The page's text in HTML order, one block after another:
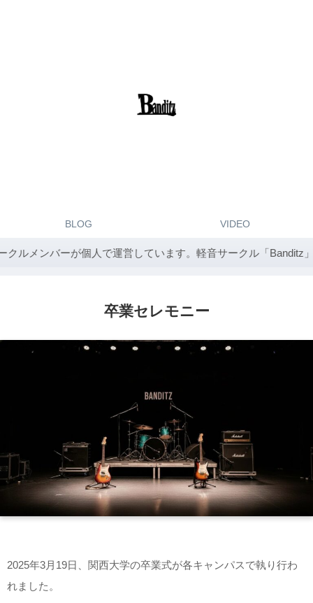
BLOG VIDEO
ーが個人で運営しています。軽音サークル「Banditz」は関
卒業セレモニー
2025年3月19日、関西大学の卒業式が各キャンパスで執り行わ
れました。